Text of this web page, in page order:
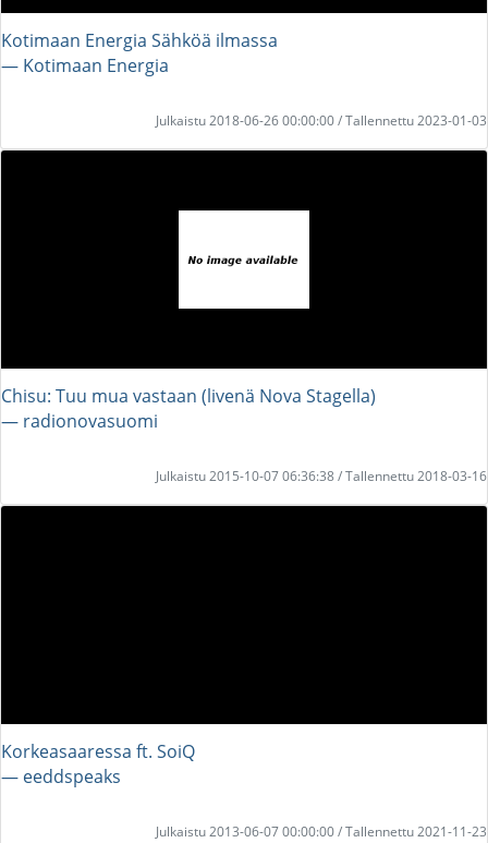
Kotimaan Energia Sähköä ilmassa
― Kotimaan Energia
Julkaistu 2018-06-26 00:00:00 / Tallennettu 2023-01-03
Chisu: Tuu mua vastaan (livenä Nova Stagella)
― radionovasuomi
Julkaistu 2015-10-07 06:36:38 / Tallennettu 2018-03-16
Korkeasaaressa ft. SoiQ
― eeddspeaks
Julkaistu 2013-06-07 00:00:00 / Tallennettu 2021-11-23